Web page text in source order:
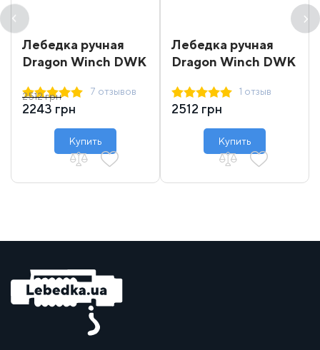
Лебедка ручная
Dragon Winch DWK
7 отзывов
2243 грн
2512 грн
Купить
Лебедка ручная
Dragon Winch DWK
1 отзыв
2512 грн
Купить